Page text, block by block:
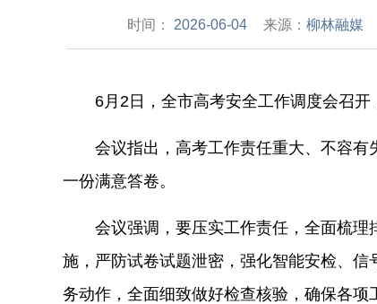
时间： 2026-06-04 来源：柳林融媒
6月 2 日， 全市高考安全工作调度会召开
会议指出，高考工作责任重大、不容有
一份满意答卷。
会议强调，要压实工作责任，全面梳
施，严防试卷试题泄密，强化智能安检、
务动作，全面细致做好检查核验，确保各